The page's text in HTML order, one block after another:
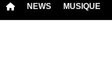
NEWS MUSIQUE